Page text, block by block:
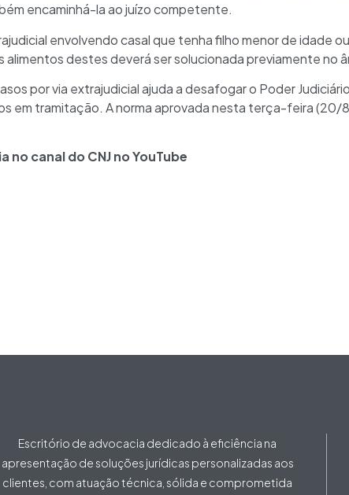
encaminhá-la ao juízo competente.
envolvendo casal que tenha filho menor de idade
destes deverá ser solucionada previamente no
por via extrajudicial ajuda a desafogar o Poder
em tramitação. A norma aprovada nesta terça-feira (20/
no canal do CNJ no YouTube
Escritório de advocacia dedicado à eficiência na
apresentação de soluções jurídicas personalizadas aos
clientes, com atuação técnica, sólida e comprometida